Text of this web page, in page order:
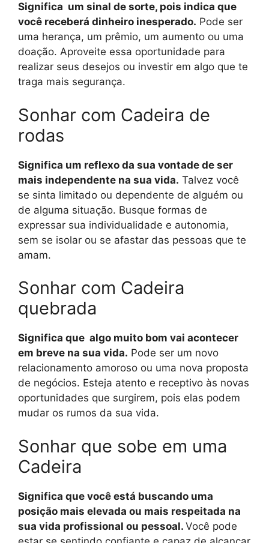
Significa um sinal de sorte, pois indica que
você receberá dinheiro inesperado. Pode ser
uma herança, um prêmio, um aumento ou uma
doação. Aproveite essa oportunidade para
realizar seus desejos ou investir em algo que te
traga mais segurança.
Sonhar com Cadeira de
rodas
Significa um reflexo da sua vontade de ser
mais independente na sua vida. Talvez você
se sinta limitado ou dependente de alguém ou
de alguma situação. Busque formas de
expressar sua individualidade e autonomia,
sem se isolar ou se afastar das pessoas que te
amam.
Sonhar com Cadeira
quebrada
Significa que algo muito bom vai acontecer
em breve na sua vida. Pode ser um novo
relacionamento amoroso ou uma nova proposta
de negócios. Esteja atento e receptivo às novas
oportunidades que surgirem, pois elas podem
mudar os rumos da sua vida.
Sonhar que sobe em uma
Cadeira
Significa que você está buscando uma
posição mais elevada ou mais respeitada na
sua vida profissional ou pessoal. Você pode